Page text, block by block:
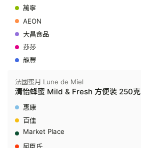
法國蜜月 Lune de Miel
清怡蜂蜜 Mild & Fresh 方便裝 250克